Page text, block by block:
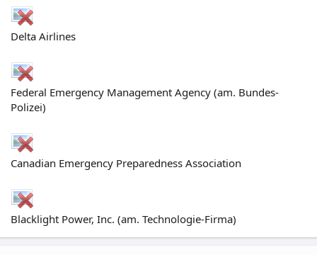
Delta Airlines
Federal Emergency Management Agency (am. Bundes-
Polizei)
Canadian Emergency Preparedness Association
Blacklight Power, Inc. (am. Technologie-Firma)